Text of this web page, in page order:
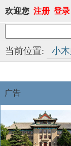
欢迎您 注册 登录
当前位置: 小
广告